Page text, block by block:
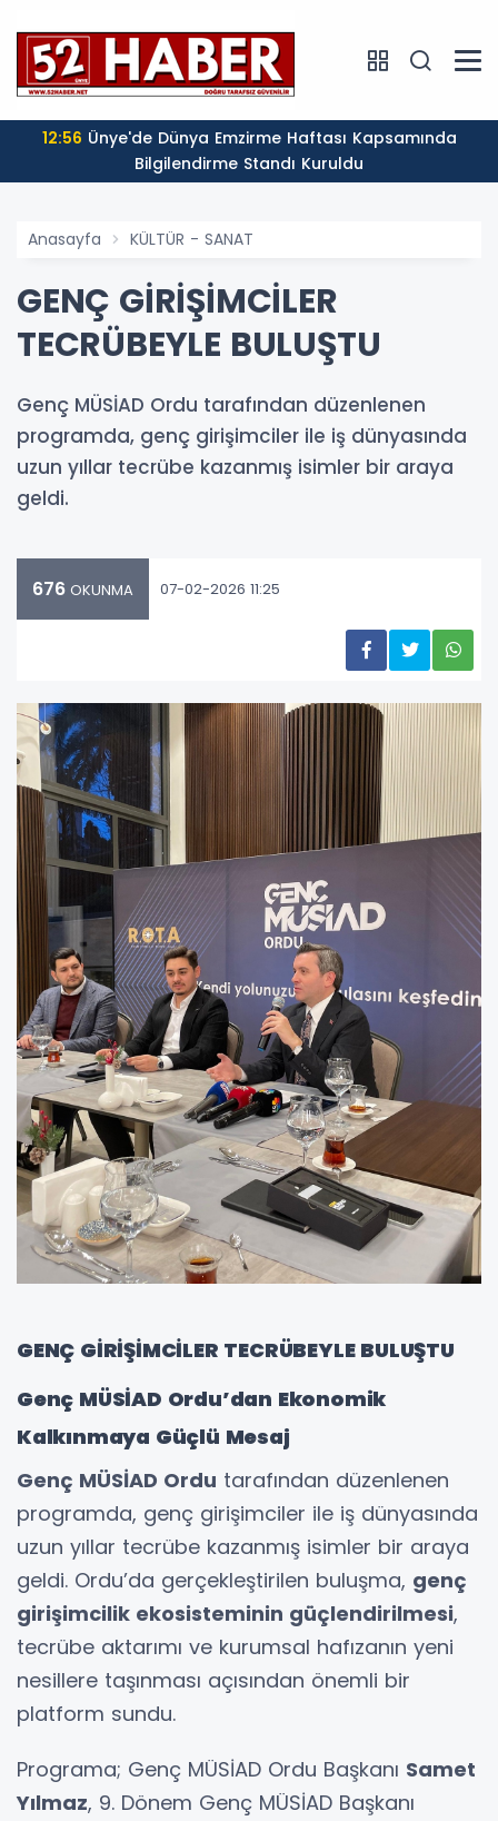
12:56
Bilgilendirme Standı Kuruldu
Anasayfa KÜLTÜR - SANAT
GENÇ GİRİŞİMCİLER
TECRÜBEYLE BULUŞTU
Genç MÜSİAD Ordu tarafından düzenlenen
programda, genç girişimciler ile iş dünyasında
uzun yıllar tecrübe kazanmış isimler bir araya
geldi.
676 OKUNMA 07-02-2026 11:25
GENÇ GİRİŞİMCİLER TECRÜBEYLE BULUŞTU
Genç MÜSİAD Ordu’dan Ekonomik
Kalkınmaya Güçlü Mesaj
Genç MÜSİAD Ordu tarafından düzenlenen
programda, genç girişimciler ile iş dünyasında
uzun yıllar tecrübe kazanmış isimler bir araya
geldi. Ordu’da gerçekleştirilen buluşma, genç
girişimcilik ekosisteminin güçlendirilmesi,
tecrübe aktarımı ve kurumsal hafızanın yeni
nesillere taşınması açısından önemli bir
platform sundu.
Programa; Genç MÜSİAD Ordu Başkanı Samet
Yılmaz, 9. Dönem Genç MÜSİAD Başkanı